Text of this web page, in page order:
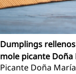
Dumplings
mole picante
Picante Doña